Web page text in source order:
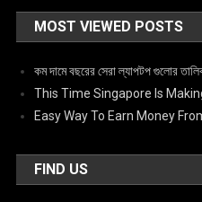
MOST VIEWED POSTS
কম দামে বছরের সেরা ল্যাপটপ গুলোর
This Time Singapore Is
Easy Way To Earn Money
FIND US